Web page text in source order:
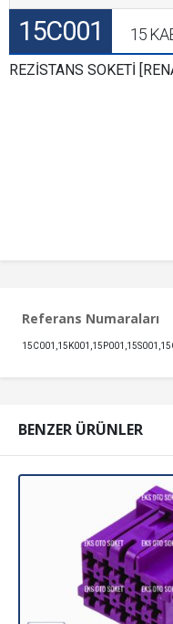
15C001 15
REZİSTANS SOKETİ
Referans Numaraları
BENZER ÜRÜNLER